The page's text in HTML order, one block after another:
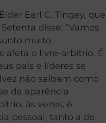
Earl C. Tingey, que
disse: “Vamos
muito
afeta o livre-arbítrio. É
pais e líderes se
não saibam como
da aparência
às vezes, é
pessoal, tanto a de